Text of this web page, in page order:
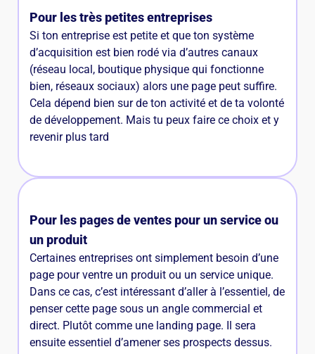
Pour les très petites entreprises
Si ton entreprise est petite et que ton système
d’acquisition est bien rodé via d’autres canaux
(réseau local, boutique physique qui fonctionne
bien, réseaux sociaux) alors une page peut suffire.
Cela dépend bien sur de ton activité et de ta volonté
de développement. Mais tu peux faire ce choix et y
revenir plus tard
Pour les pages de ventes pour un service ou
un produit
Certaines entreprises ont simplement besoin d’une
page pour ventre un produit ou un service unique.
Dans ce cas, c’est intéressant d’aller à l’essentiel, de
penser cette page sous un angle commercial et
direct. Plutôt comme une landing page. Il sera
ensuite essentiel d’amener ses prospects dessus.